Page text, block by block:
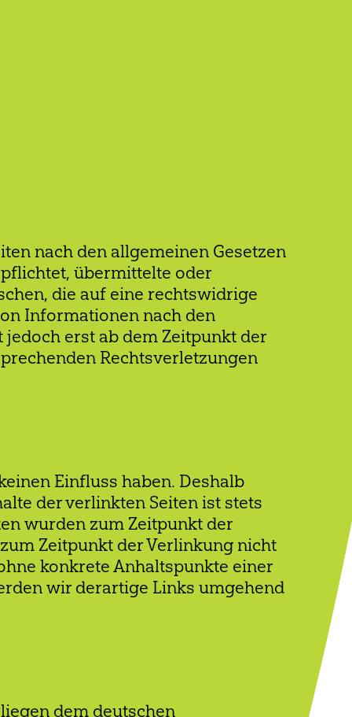
nach den allgemeinen Gesetzen
übermittelte oder
die auf eine rechtswidrige
Informationen nach den
erst ab dem Zeitpunkt der
Rechtsverletzungen
Einfluss haben. Deshalb
der verlinkten Seiten ist stets
wurden zum Zeitpunkt der
Zeitpunkt der Verlinkung nicht
konkrete Anhaltspunkte einer
wir derartige Links umgehend
dem deutschen